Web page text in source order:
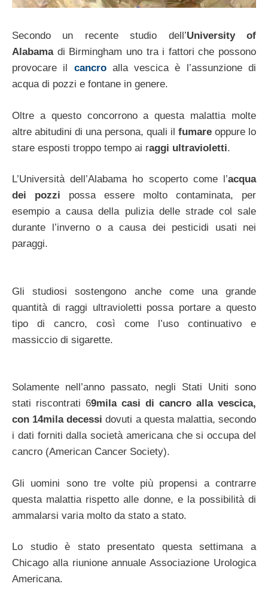
Secondo un recente studio dell’University of
Alabamadi Birmingham uno tra i fattori che possono
provocare il cancroalla vescica è l’assunzione di
acqua di pozzi e fontane in genere.
Oltre a questo concorrono a questa malattia molte
altre abitudini di una persona, quali il fumare oppure lo
stare esposti troppo tempo ai raggi ultravioletti.
L’Università dell’Alabama ho scoperto come l’acqua
dei pozzi possa essere molto contaminata, per
esempio a causa della pulizia delle strade col sale
durante l’inverno o a causa dei pesticidi usati nei
paraggi.
Gli studiosi sostengono anche come una grande
quantità di raggi ultravioletti possa portare a questo
tipo di cancro, così come l’uso continuativo e
massiccio di sigarette.
Solamente nell’anno passato, negli Stati Uniti sono
stati riscontrati 69mila casi di cancro alla vescica,
con 14mila decessi dovuti a questa malattia, secondo
i dati forniti dalla società americana che si occupa del
cancro (American Cancer Society).
Gli uomini sono tre volte più propensi a contrarre
questa malattia rispetto alle donne, e la possibilità di
ammalarsi varia molto da stato a stato.
Lo studio è stato presentato questa settimana a
Chicago alla riunione annuale Associazione Urologica
Americana.